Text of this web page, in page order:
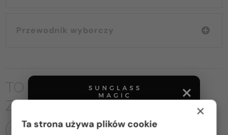
Przewodnik wyborczy
TO MOŻE CIĘ RÓWNIEŻ
ZAINTERESOWAĆ
WSZYSTKIE PRODUKTY
×
Ta strona używa plików cookie